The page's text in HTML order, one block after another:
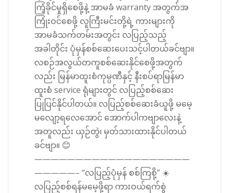
ကြံ့ခိုင်မှုရှိစေဖို့နဲ့ အာမခံ warranty အတွက်အ
ကြုံးဝင်စေဖို့ လူကြီးမင်းတို့ရဲ့ ကားများကို
အာမခံသက်တမ်းအတွင်း လပြည့်သည့်
အခါတိုင်း ပုံမှန်စစ်ဆေးပေးသင့်ပါတယ်ခင်ဗျာ။
လစဉ်အလွယ်တကူစစ်ဆေးနိုင်စေဖို့အတွက်
လည်း မြန်မာထူးစံကုမ္ပဏီနှင့် နီးစပ်ရာမြန်မာ
ထူးစံ service ရုံများတွင် လပြည့်စစ်ဆေး
ပြုပြင်နိုင်ပါတယ်။ လပြည့်စစ်ဆေးခံယူဖို့ မမေ့
မလျော့ရလေအောင် အောက်ပါကဗျာလေးနဲ့
အတူလည်း ယှဉ်တွဲ၊ မှတ်သားထားနိုင်ပါတယ်
ခင်ဗျာ။ 😊
———————————————————
—————– “လပြည့်ပုံမှန် စစ်ကြစို့” ☀️
လပြည့်စစ်ရန်မမေ့ဖို့ရာ ကားဝယ်ရက်စွဲ